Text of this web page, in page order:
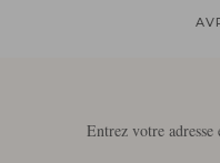
Entrez votre